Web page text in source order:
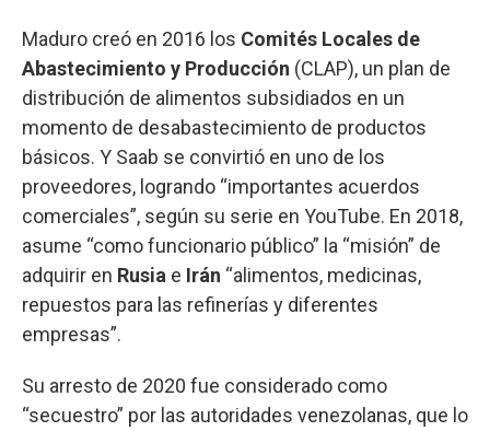
Maduro creó en 2016 los Comités Locales de
Abastecimiento y Producción (CLAP), un plan de
distribución de alimentos subsidiados en un
momento de desabastecimiento de productos
básicos. Y Saab se convirtió en uno de los
proveedores, logrando “importantes acuerdos
comerciales”, según su serie en YouTube. En 2018,
asume “como funcionario público” la “misión” de
adquirir en Rusia e Irán “alimentos, medicinas,
repuestos para las refinerías y diferentes
empresas”.
Su arresto de 2020 fue considerado como
“secuestro” por las autoridades venezolanas, que lo